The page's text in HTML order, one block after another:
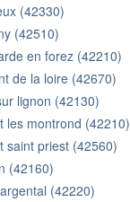
(42330)
(42510)
en forez (42210)
de la loire (42670)
lignon (42130)
les montrond (42210)
saint priest (42560)
(42160)
(42220)